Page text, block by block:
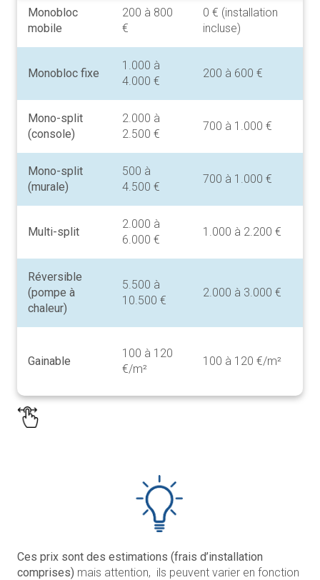
Monobloc
mobile
200 à 800
€
0 € (installation
incluse)
Monobloc fixe
1.000 à
4.000 €
200 à 600 €
Mono-split
(console)
2.000 à
2.500 €
700 à 1.000 €
Mono-split
(murale)
500 à
4.500 €
700 à 1.000 €
Multi-split
2.000 à
6.000 €
1.000 à 2.200 €
Réversible
(pompe à
chaleur)
5.500 à
10.500 €
2.000 à 3.000 €
Gainable
100 à 120
€/m²
100 à 120 €/m²
Ces prix sont des estimations (frais d’installation
comprises) mais attention, ils peuvent varier en fonction